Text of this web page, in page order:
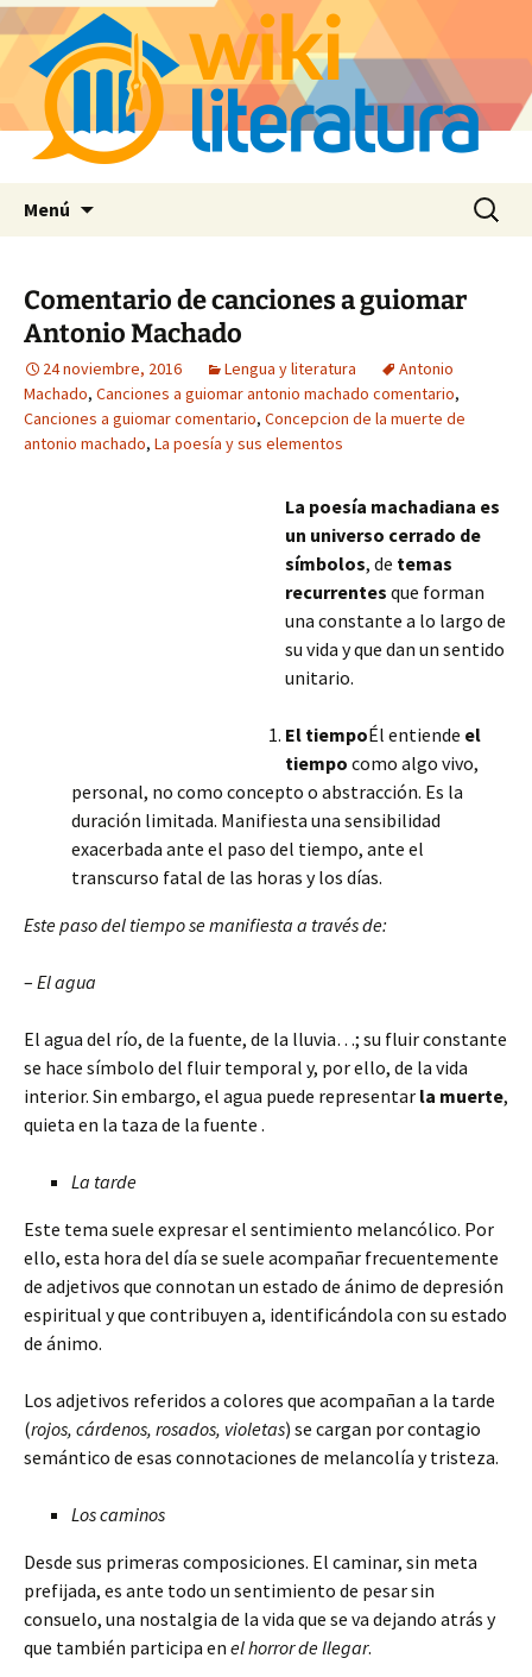
Menú Buscar:
Comentario de canciones a guiomar
Antonio Machado
24 noviembre, 2016 Lengua y literatura
Antonio
Machado, Canciones a guiomar antonio machado comentario,
Canciones a guiomar comentario, Concepcion de la muerte de
antonio machado, La poesía y sus elementos
La poesía machadiana es
un universo cerrado de
símbolos, de temas
recurrentes que forman
una constante a lo largo de
su vida y que dan un sentido
unitario.
El tiempoÉl entiende el
tiempo como algo vivo,
personal, no como concepto o abstracción. Es la
duración limitada. Manifiesta una sensibilidad
exacerbada ante el paso del tiempo, ante el
transcurso fatal de las horas y los días.
Este paso del tiempo se manifiesta a través de:
– El agua
El agua del río, de la fuente, de la lluvia…; su fluirconstante
se hace símbolo del fluir temporal y, por ello, de la vida
interior. Sin embargo, el agua puede representar la muerte,
quieta en la taza de la fuente .
La tarde
Este tema suele expresar el sentimiento melancólico. Por
ello, esta hora del día se suele acompañar frecuentemente
de adjetivos que connotan un estado de ánimo de depresión
espiritual y que contribuyen a, identificándola con su estado
de ánimo.
Los adjetivos referidos a colores que acompañan a la tarde
(rojos, cárdenos, rosados, violetas) se cargan por contagio
semántico de esas connotaciones de melancolía y tristeza.
Los caminos
Desde sus primeras composiciones. El caminar, sin meta
prefijada, es ante todo un sentimiento de pesar sin
consuelo, una nostalgia de la vida que se va dejando atrás y
que también participa en el horror de llegar.